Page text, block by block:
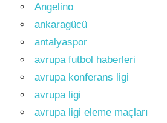
Angelino
ankaragücü
antalyaspor
avrupa futbol haberleri
avrupa konferans ligi
avrupa ligi
avrupa ligi eleme maçları